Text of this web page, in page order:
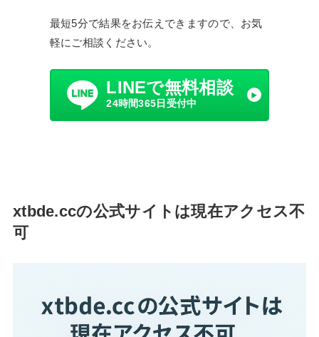
最短5分で結果をお伝えできますので、お気
軽にご相談ください。
LINEで無料相談
24時間365日受付中
xtbde.ccの公式サイトは現在アクセス不
可